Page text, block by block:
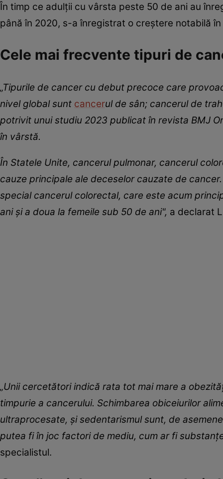
În timp ce adulţii cu vârsta peste 50 de ani au
până în 2020, s-a înregistrat o creştere notabilă
Cele mai frecvente tipuri de
„Tipurile de cancer cu debut precoce care
nivel global sunt cancerul de sân; cancerul de
potrivit unui studiu 2023 publicat în revista BMJ
în vârstă.
În Statele Unite, cancerul pulmonar, cancerul
cauze principale ale deceselor cauzate de
special cancerul colorectal, care este acum
ani şi a doua la femeile sub 50 de ani", a declarat
„Unii cercetători indică rata tot mai mare a
timpurie a cancerului. Schimbarea obiceiurilor
ultraprocesate, şi sedentarismul sunt, de
putea fi în joc factori de mediu, cum ar fi
specialistul.